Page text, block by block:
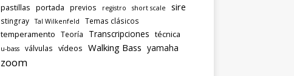
pastillas portada previos registro short scale sire
stingray Tal Wilkenfeld Temas clásicos
temperamento Teoría Transcripciones técnica
u-bass válvulas vídeos Walking Bass yamaha
zoom